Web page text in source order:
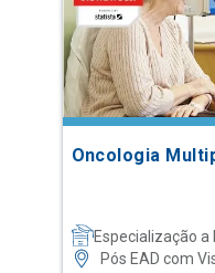
Oncologia
Especialização a
Pós EAD com